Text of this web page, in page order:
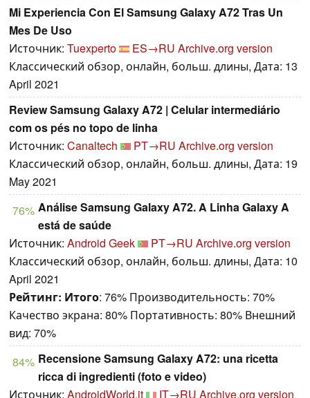
Mi Experiencia Con El Samsung Galaxy A72 Tras Un
Mes De Uso
Источник: Tuexperto ES→RU Archive.org version
Классический обзор, онлайн, больш. длины, Дата: 13
April 2021
Review Samsung Galaxy A72 | Celular intermediário
com os pés no topo de linha
Источник: Canaltech PT→RU Archive.org version
Классический обзор, онлайн, больш. длины, Дата: 19
May 2021
76% Análise Samsung Galaxy A72. A Linha Galaxy A
está de saúde
Источник: Android Geek PT→RU Archive.org version
Классический обзор, онлайн, больш. длины, Дата: 10
April 2021
Рейтинг: Итого: 76% Производительность: 70%
Качество экрана: 80% Портативность: 80% Внешний
вид: 70%
84% Recensione Samsung Galaxy A72: una ricetta
ricca di ingredienti (foto e video)
Источник: AndroidWorld.it IT→RU Archive.org version